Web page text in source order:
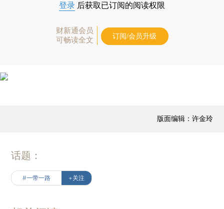
登录 后获取已订阅的阅读权限
财新通会员
可畅读全文
订阅/会员升级
版面编辑：许金玲
话题：
#一带一路 +关注